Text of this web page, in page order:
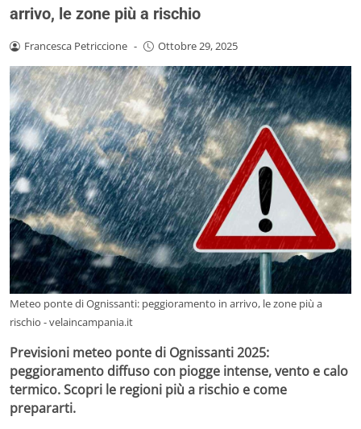
arrivo, le zone più a rischio
Francesca Petriccione - Ottobre 29, 2025
Meteo ponte di Ognissanti: peggioramento in arrivo, le zone più a
rischio - velaincampania.it
Previsioni meteo ponte di Ognissanti 2025:
peggioramento diffuso con piogge intense, vento e calo
termico. Scopri le regioni più a rischio e come
prepararti.